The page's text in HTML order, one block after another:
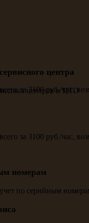
за 3100 руб./час,
центра
центров и ЦТО
за 3100 руб./час,
номерам
по серийным